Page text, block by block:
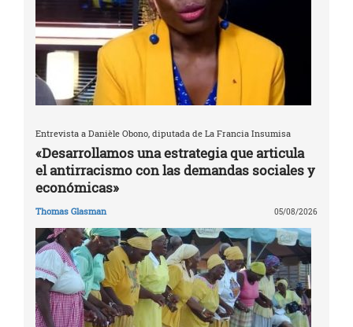
Entrevista a Danièle Obono, diputada de La Francia Insumisa
«Desarrollamos una estrategia que articula
el antirracismo con las demandas sociales y
económicas»
Thomas Glasman 05/08/2026